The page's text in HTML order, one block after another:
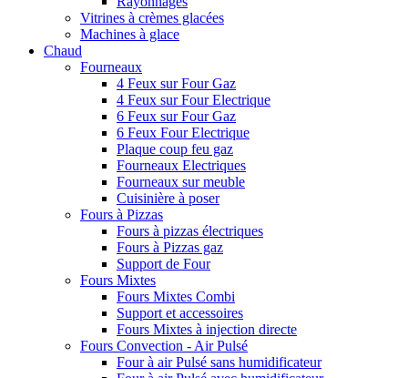
Vitrines à crèmes glacées
Machines à glace
Chaud
Fourneaux
4 Feux sur Four Gaz
4 Feux sur Four Electrique
6 Feux sur Four Gaz
6 Feux Four Electrique
Plaque coup feu gaz
Fourneaux Electriques
Fourneaux sur meuble
Cuisinière à poser
Fours à Pizzas
Fours à pizzas électriques
Fours à Pizzas gaz
Support de Four
Fours Mixtes
Fours Mixtes Combi
Support et accessoires
Fours Mixtes à injection directe
Fours Convection - Air Pulsé
Four à air Pulsé sans humidificateur